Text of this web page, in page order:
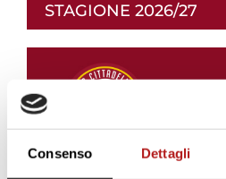
Consenso Dettagli
STAGIONE 2026/27